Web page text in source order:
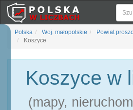
Polska Woj. małopolskie Powiat
Koszyce
Koszyce w
(mapy,